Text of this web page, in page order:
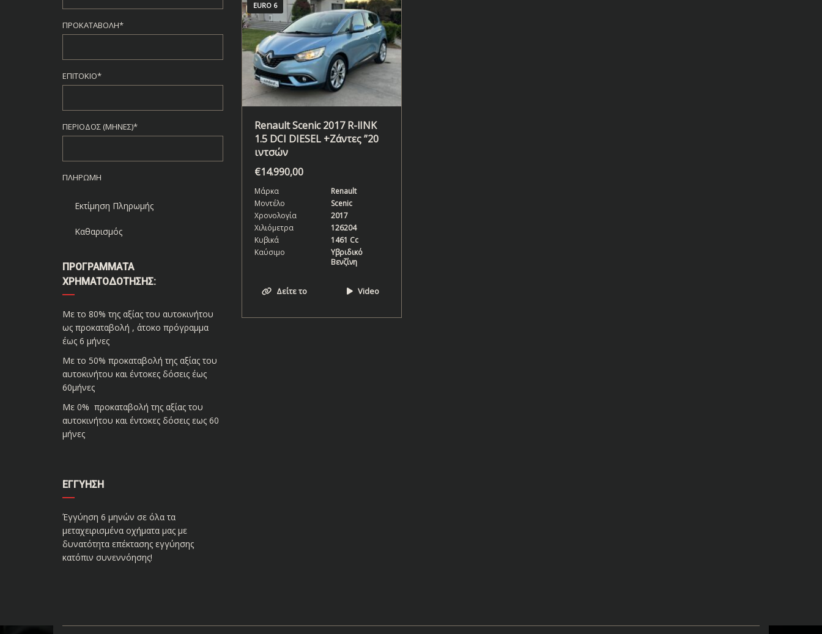
ΠΡΟΚΑΤΑΒΟΛΉ*
ΕΠΙΤΌΚΙΟ*
ΠΕΡΊΟΔΟΣ (ΜΉΝΕΣ)*
ΠΛΗΡΩΜΉ
Εκτίμηση Πληρωμής
Καθαρισμός
ΠΡΟΓΡΆΜΜΑΤΑ
ΧΡΗΜΑΤΟΔΌΤΗΣΗΣ:
Με το 80% της αξίας του αυτοκινήτου
ως προκαταβολή , άτοκο πρόγραμμα
έως 6 μήνες
Με το 50% προκαταβολή της αξίας του
αυτοκινήτου και έντοκες δόσεις έως
60μήνες
Με 0% προκαταβολή της αξίας του
αυτοκινήτου και έντοκες δόσεις εως 60
μήνες
ΕΓΓΎΗΣΗ
Έγγύηση 6 μηνών σε όλα τα
μεταχειρισμένα οχήματα μας με
δυνατότητα επέκτασης εγγύησης
κατόπιν συνεννόησης!
EURO 6
Renault Scenic 2017 R-lINK
1.5 DCI DIESEL +Ζάντες ”20
ιντσών
€14.990,00
Μάρκα
Renault
Μοντέλο
Scenic
Χρονολογία
2017
Χιλιόμετρα
126204
Κυβικά
1461 Cc
Καύσιμο
Υβριδικό
Βενζίνη
Δείτε το Video